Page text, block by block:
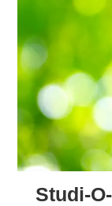
Studi-